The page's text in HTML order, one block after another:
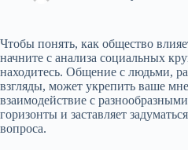
Чтобы понять, как общество
начните с анализа социальных
находитесь. Общение с людьми,
взгляды, может укрепить ваше
взаимодействие с
горизонты и заставляет
вопроса.